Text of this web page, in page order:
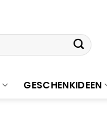
GESCHENKIDEEN